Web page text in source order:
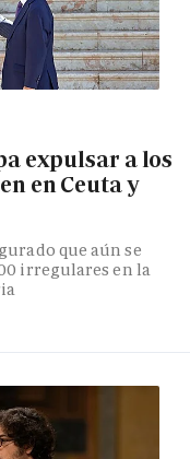
expulsar a los
en Ceuta y
que aún se
irregulares en la